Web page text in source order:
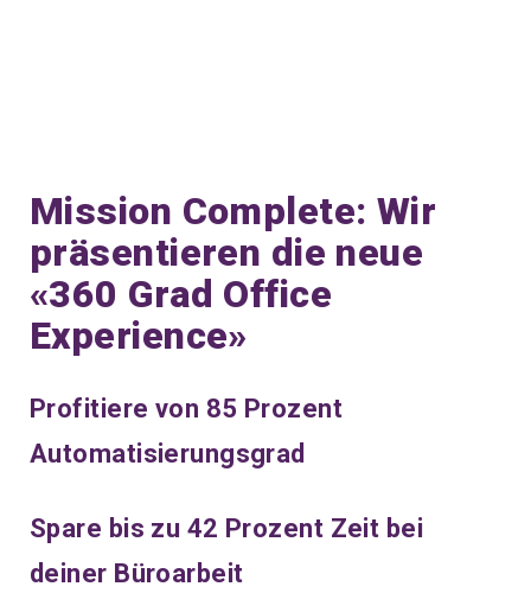
Mission Complete: Wir
präsentieren die neue
«360 Grad Office
Experience»
Profitiere von 85 Prozent
Automatisierungsgrad
Spare bis zu 42 Prozent Zeit bei
deiner Büroarbeit